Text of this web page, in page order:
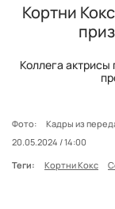
Кортни
Коллега
Фото: Кадры из
20.05.2024 / 14:00
Теги:
Кортни Кокс